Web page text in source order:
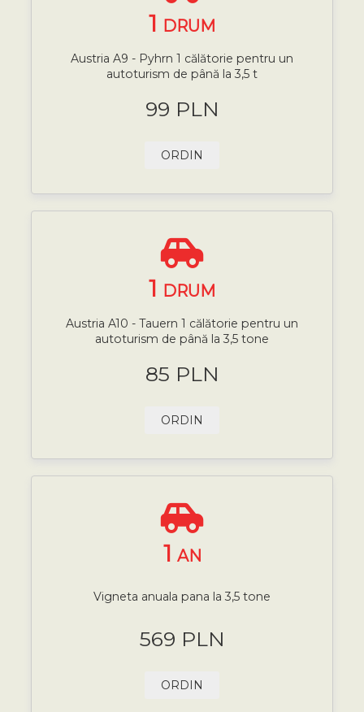
1 DRUM
Austria A9 - Pyhrn 1 călătorie pentru un
autoturism de până la 3,5 t
99 PLN
ORDIN
1 DRUM
Austria A10 - Tauern 1 călătorie pentru un
autoturism de până la 3,5 tone
85 PLN
ORDIN
1 AN
Vigneta anuala pana la 3,5 tone
569 PLN
ORDIN